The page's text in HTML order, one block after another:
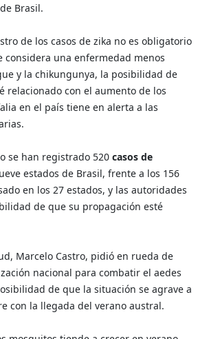
Brasil.
de los casos de zika no es obligatorio
considera una enfermedad menos
y la chikungunya, la posibilidad de
relacionado con el aumento de los
en el país tiene en alerta a las
se han registrado 520 casos de
estados de Brasil, frente a los 156
en los 27 estados, y las autoridades
de que su propagación esté
Marcelo Castro, pidió en rueda de
nacional para combatir el aedes
de que la situación se agrave a
con la llegada del verano austral.